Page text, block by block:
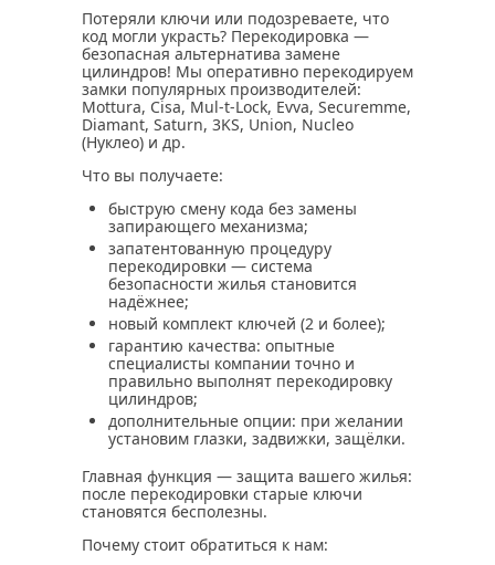
Потеряли ключи или подозреваете, что
код могли украсть? Перекодировка —
безопасная альтернатива замене
цилиндров! Мы оперативно перекодируем
замки популярных производителей:
Mottura, Cisa, Mul‑t‑Lock, Evva, Securemme,
Diamant, Saturn, 3KS, Union, Nucleo
(Нуклео) и др.
Что вы получаете:
быструю смену кода без замены
запирающего механизма;
запатентованную процедуру
перекодировки — система
безопасности жилья становится
надёжнее;
новый комплект ключей (2 и более);
гарантию качества: опытные
специалисты компании точно и
правильно выполнят перекодировку
цилиндров;
дополнительные опции: при желании
установим глазки, задвижки, защёлки.
Главная функция — защита вашего жилья:
после перекодировки старые ключи
становятся бесполезны.
Почему стоит обратиться к нам: